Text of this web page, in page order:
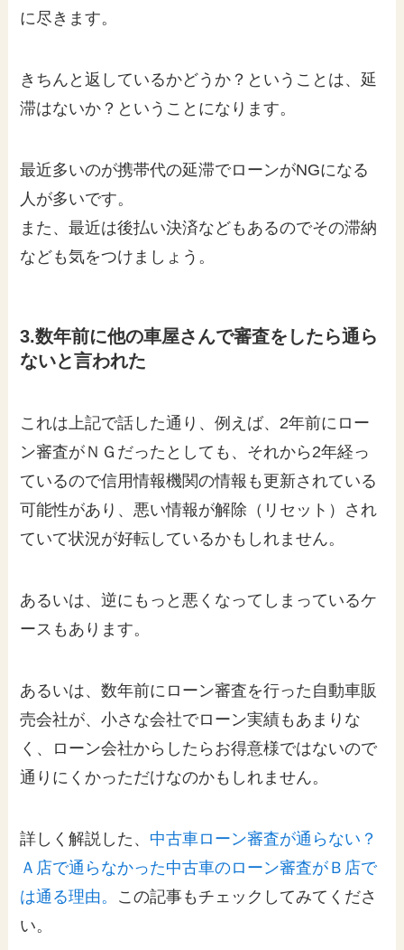
に尽きます。
きちんと返しているかどうか？ということは、延
滞はないか？ということになります。
最近多いのが携帯代の延滞でローンがNGになる
人が多いです。
また、最近は後払い決済などもあるのでその滞納
なども気をつけましょう。
3.数年前に他の車屋さんで審査をしたら通ら
ないと言われた
これは上記で話した通り、例えば、2年前にロー
ン審査がＮＧだったとしても、それから2年経っ
ているので信用情報機関の情報も更新されている
可能性があり、悪い情報が解除（リセット）され
ていて状況が好転しているかもしれません。
あるいは、逆にもっと悪くなってしまっているケ
ースもあります。
あるいは、数年前にローン審査を行った自動車販
売会社が、小さな会社でローン実績もあまりな
く、ローン会社からしたらお得意様ではないので
通りにくかっただけなのかもしれません。
詳しく解説した、 中古車ローン審査が通らない？
Ａ店で通らなかった中古車のローン審査がＢ店で
は通る理由。 この記事もチェックしてみてくださ
い。